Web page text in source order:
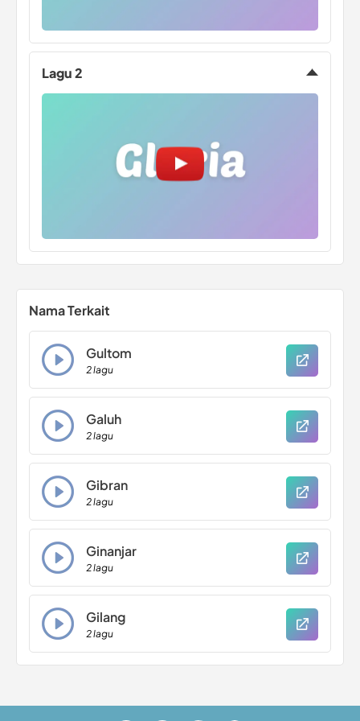
Lagu 2
Nama Terkait
Gultom
2 lagu
Galuh
2 lagu
Gibran
2 lagu
Ginanjar
2 lagu
Gilang
2 lagu